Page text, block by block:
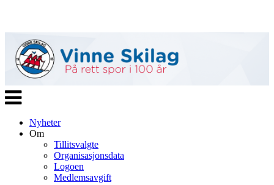
Veksle
navigasjon
Nyheter
Om
Tillitsvalgte
Organisasjonsdata
Logoen
Medlemsavgift